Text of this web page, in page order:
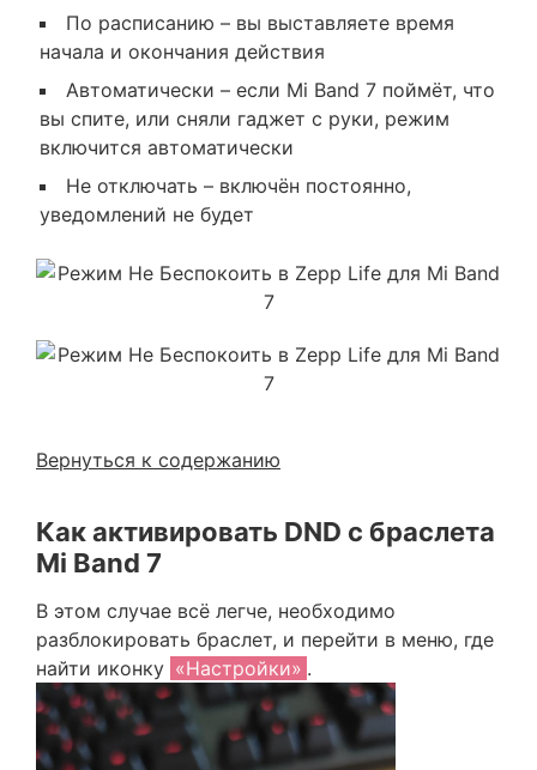
По расписанию – вы выставляете время
начала и окончания действия
Автоматически – если Mi Band 7 поймёт, что
вы спите, или сняли гаджет с руки, режим
включится автоматически
Не отключать – включён постоянно,
уведомлений не будет
Вернуться к содержанию
Как активировать DND с браслета
Mi Band 7
В этом случае всё легче, необходимо
разблокировать браслет, и перейти в меню, где
найти иконку «Настройки» .